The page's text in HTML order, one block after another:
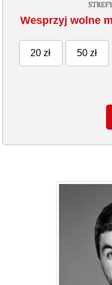
Wesprzyj wolne
20 zł 50 zł